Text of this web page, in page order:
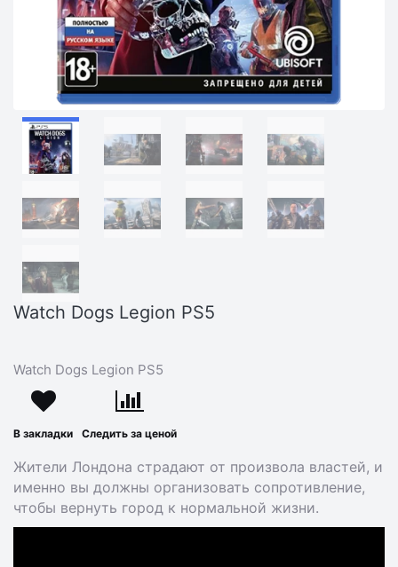
Watch Dogs Legion PS5
Watch Dogs Legion PS5
В закладки Следить за ценой
Жители Лондона страдают от произвола властей, и
именно вы должны организовать сопротивление,
чтобы вернуть город к нормальной жизни.